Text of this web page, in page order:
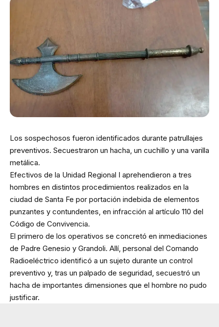
Los sospechosos fueron identificados durante patrullajes
preventivos. Secuestraron un hacha, un cuchillo y una varilla
metálica.
Efectivos de la Unidad Regional I aprehendieron a tres
hombres en distintos procedimientos realizados en la
ciudad de Santa Fe por portación indebida de elementos
punzantes y contundentes, en infracción al artículo 110 del
Código de Convivencia.
El primero de los operativos se concretó en inmediaciones
de Padre Genesio y Grandoli. Allí, personal del Comando
Radioeléctrico identificó a un sujeto durante un control
preventivo y, tras un palpado de seguridad, secuestró un
hacha de importantes dimensiones que el hombre no pudo
justificar.